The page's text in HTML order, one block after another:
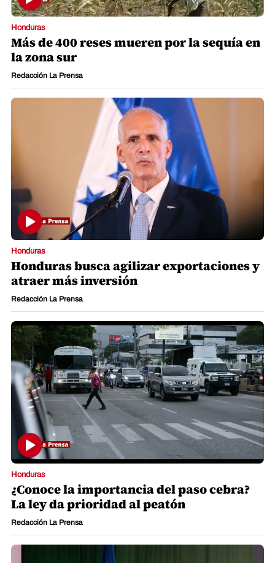
Honduras
Más de 400 reses mueren por la sequía en
la zona sur
Redacción La Prensa
Honduras
Honduras busca agilizar exportaciones y
atraer más inversión
Redacción La Prensa
Honduras
¿Conoce la importancia del paso cebra?
La ley da prioridad al peatón
Redacción La Prensa